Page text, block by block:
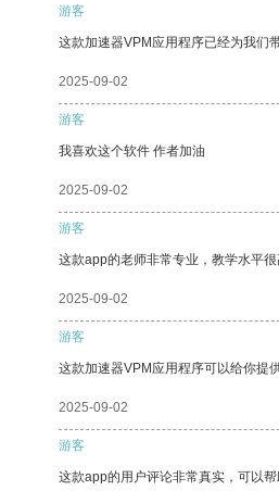
游客
这款加速器VPM应用程序已经为我们
2025-09-02
游客
我喜欢这个软件 作者加油
2025-09-02
游客
这款app的老师非常专业，教学水平很
2025-09-02
游客
这款加速器VPM应用程序可以给你提
2025-09-02
游客
这款app的用户评论非常真实，可以帮